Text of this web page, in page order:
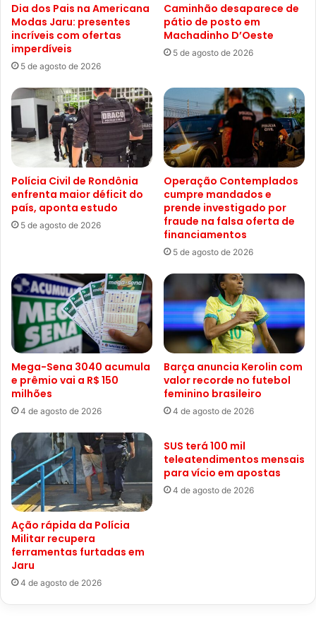
Dia dos Pais na Americana
Modas Jaru: presentes
incríveis com ofertas
imperdíveis
5 de agosto de 2026
Caminhão desaparece de
pátio de posto em
Machadinho D’Oeste
5 de agosto de 2026
Polícia Civil de Rondônia
enfrenta maior déficit do
país, aponta estudo
5 de agosto de 2026
Operação Contemplados
cumpre mandados e
prende investigado por
fraude na falsa oferta de
financiamentos
5 de agosto de 2026
Mega-Sena 3040 acumula
e prêmio vai a R$ 150
milhões
4 de agosto de 2026
Barça anuncia Kerolin com
valor recorde no futebol
feminino brasileiro
4 de agosto de 2026
Ação rápida da Polícia
Militar recupera
ferramentas furtadas em
Jaru
4 de agosto de 2026
SUS terá 100 mil
teleatendimentos mensais
para vício em apostas
4 de agosto de 2026